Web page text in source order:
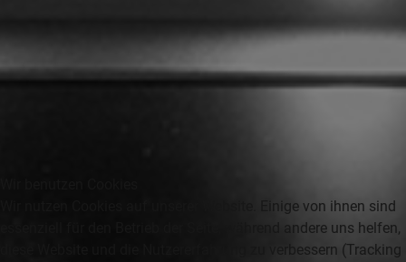
Wir nutzen Cookies auf unserer Website. Einige von ihnen sind
essenziell für den Betrieb der Seite, während andere uns helfen,
diese Website und die Nutzererfahrung zu verbessern (Tracking